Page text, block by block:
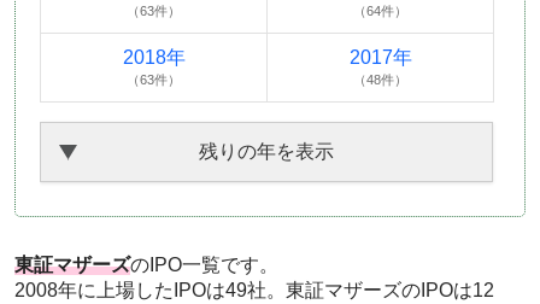
（63件） （64件）
2018年
（63件）
2017年
（48件）
残りの年を表示
東証マザーズのIPO一覧です。
2008年に上場したIPOは49社。東証マザーズのIPOは12